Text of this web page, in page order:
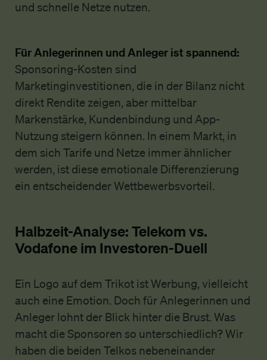
und schnelle Netze nutzen.
Für Anlegerinnen und Anleger ist spannend:
Sponsoring-Kosten sind
Marketinginvestitionen, die in der Bilanz nicht
direkt Rendite zeigen, aber mittelbar
Markenstärke, Kundenbindung und App-
Nutzung steigern können. In einem Markt, in
dem sich Tarife und Netze immer ähnlicher
werden, ist diese emotionale Differenzierung
ein entscheidender Wettbewerbsvorteil.
Halbzeit-Analyse: Telekom vs.
Vodafone im Investoren-Duell
Ein Logo auf dem Trikot ist Werbung, vielleicht
auch eine Emotion. Doch für Anlegerinnen und
Anleger lohnt der Blick hinter die Brust. Was
macht die Sponsoren so unterschiedlich? Wir
haben die beiden Telkos nebeneinander